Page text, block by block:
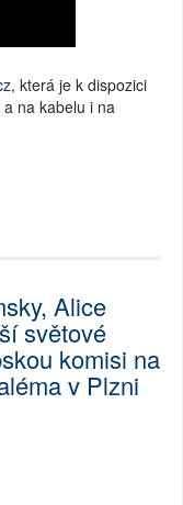
, která je k dispozici
na kabelu i na
Alice
světové
komisi na
v Plzni